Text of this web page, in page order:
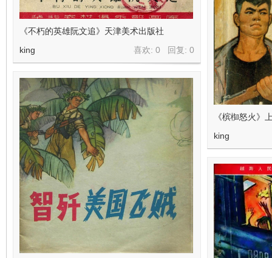
《不朽的英雄阮文追》天津美术出版社
喜欢: 0 回复: 0
king
《槟椥怒火》
king